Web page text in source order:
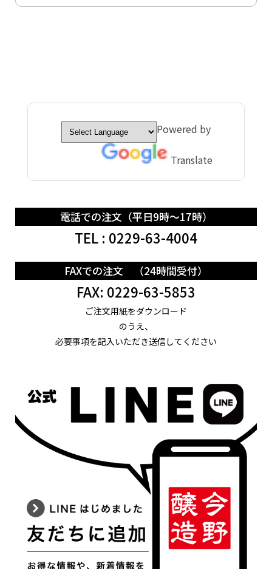
Powered by
Translate
電話での注文（平日9時～17時）
TEL : 0229-63-4004
FAXでの注文 （24時間受付）
FAX: 0229-63-5853
ご注文用紙をダウンロード
のうえ、
必要事項を記入いただき送信してください